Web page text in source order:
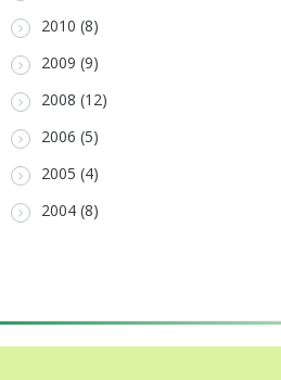
2010 (8)
2009 (9)
2008 (12)
2006 (5)
2005 (4)
2004 (8)